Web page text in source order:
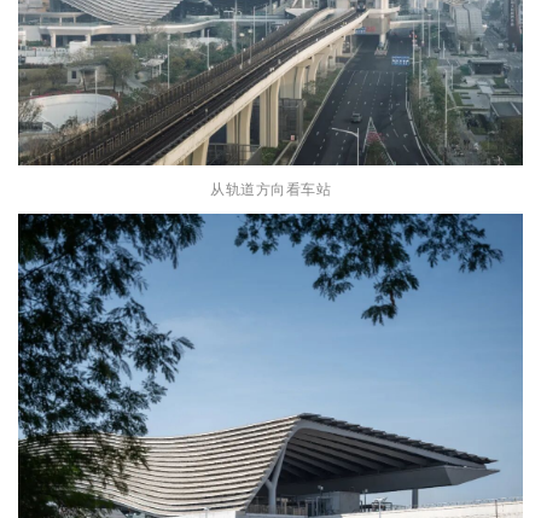
从轨道方向看车站